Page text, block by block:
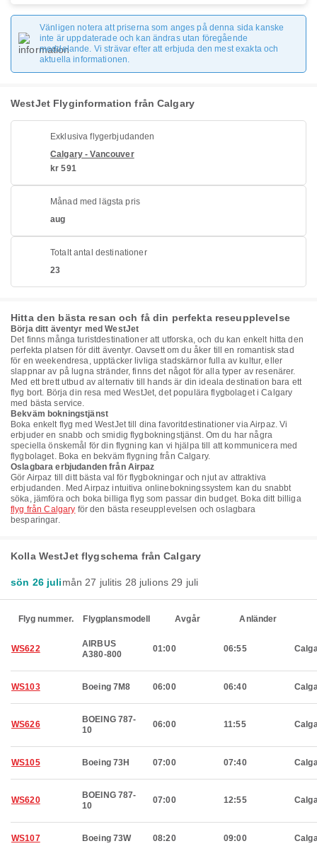
Vänligen notera att priserna som anges på denna sida kanske
inte är uppdaterade och kan ändras utan föregående
meddelande. Vi strävar efter att erbjuda den mest exakta och
aktuella informationen.
WestJet Flyginformation från Calgary
Exklusiva flygerbjudanden
Calgary - Vancouver
kr 591
Månad med lägsta pris
aug
Totalt antal destinationer
23
Hitta den bästa resan och få din perfekta reseupplevelse
Börja ditt äventyr med WestJet
Det finns många turistdestinationer att utforska, och du kan enkelt hitta den
perfekta platsen för ditt äventyr. Oavsett om du åker till en romantisk stad
för en weekendresa, upptäcker livliga stadskärnor fulla av kultur, eller
slappnar av på lugna stränder, finns det något för alla typer av resenärer.
Med ett brett utbud av alternativ till hands är din ideala destination bara ett
flyg bort. Börja din resa med WestJet, det populära flygbolaget i Calgary
med bästa service.
Bekväm bokningstjänst
Boka enkelt flyg med WestJet till dina favoritdestinationer via Airpaz. Vi
erbjuder en snabb och smidig flygbokningstjänst. Om du har några
speciella önskemål för din flygning kan vi hjälpa till att kommunicera med
flygbolaget. Boka en bekväm flygning från Calgary.
Oslagbara erbjudanden från Airpaz
Gör Airpaz till ditt bästa val för flygbokningar och njut av attraktiva
erbjudanden. Med Airpaz intuitiva onlinebokningssystem kan du snabbt
söka, jämföra och boka billiga flyg som passar din budget. Boka ditt billiga
flyg från Calgary för den bästa reseupplevelsen och oslagbara
besparingar.
Kolla WestJet flygschema från Calgary
sön 26 julimån 27 julitis 28 julions 29 juli
Flyg nummer. Flygplansmodell Avgår Anländer
WS622
AIRBUS
A380-800
01:00 06:55
WS103 Boeing 7M8 06:00 06:40
WS626
BOEING 787-
10
06:00 11:55
WS105 Boeing 73H 07:00 07:40
WS620
BOEING 787-
10
07:00 12:55
WS107 Boeing 73W 08:20 09:00